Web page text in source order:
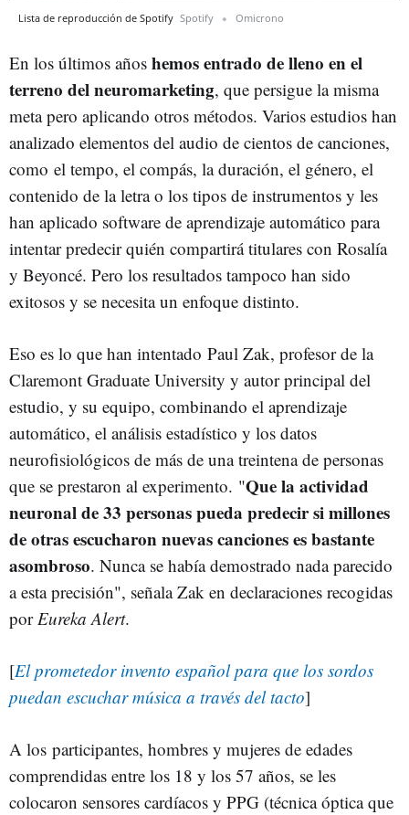
Lista de reproducción de Spotify Spotify Omicrono
En los últimos años hemos entrado de lleno en el
terreno del neuromarketing, que persigue la misma
meta pero aplicando otros métodos. Varios estudios han
analizado elementos del audio de cientos de canciones,
como el tempo, el compás, la duración, el género, el
contenido de la letra o los tipos de instrumentos y les
han aplicado software de aprendizaje automático para
intentar predecir quién compartirá titulares con Rosalía
y Beyoncé. Pero los resultados tampoco han sido
exitosos y se necesita un enfoque distinto.
Eso es lo que han intentado Paul Zak, profesor de la
Claremont Graduate University y autor principal del
estudio, y su equipo, combinando el aprendizaje
automático, el análisis estadístico y los datos
neurofisiológicos de más de una treintena de personas
que se prestaron al experimento. "Que la actividad
neuronal de 33 personas pueda predecir si millones
de otras escucharon nuevas canciones es bastante
asombroso. Nunca se había demostrado nada parecido
a esta precisión", señala Zak en declaraciones recogidas
por Eureka Alert.
[El prometedor invento español para que los sordos
puedan escuchar música a través del tacto]
A los participantes, hombres y mujeres de edades
comprendidas entre los 18 y los 57 años, se les
colocaron sensores cardíacos y PPG (técnica óptica que